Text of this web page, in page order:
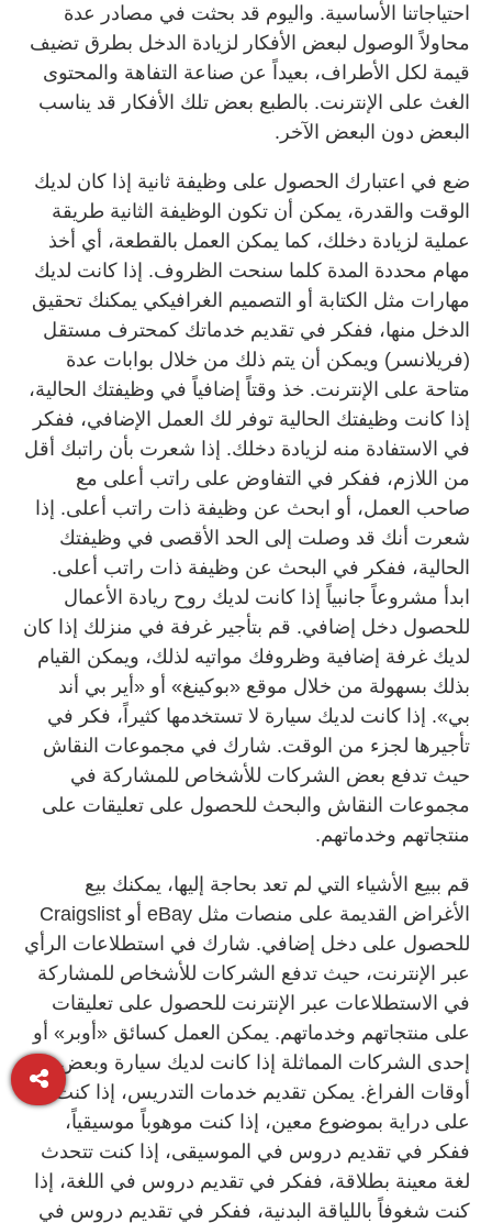
احتياجاتنا الأساسية. واليوم قد بحثت في مصادر عدة
محاولاً الوصول لبعض الأفكار لزيادة الدخل بطرق تضيف
قيمة لكل الأطراف، بعيداً عن صناعة التفاهة والمحتوى
الغث على الإنترنت. بالطبع بعض تلك الأفكار قد يناسب
البعض دون البعض الآخر.
ضع في اعتبارك الحصول على وظيفة ثانية إذا كان لديك
الوقت والقدرة، يمكن أن تكون الوظيفة الثانية طريقة
عملية لزيادة دخلك، كما يمكن العمل بالقطعة، أي أخذ
مهام محددة المدة كلما سنحت الظروف. إذا كانت لديك
مهارات مثل الكتابة أو التصميم الغرافيكي يمكنك تحقيق
الدخل منها، ففكر في تقديم خدماتك كمحترف مستقل
(فريلانسر) ويمكن أن يتم ذلك من خلال بوابات عدة
متاحة على الإنترنت. خذ وقتاً إضافياً في وظيفتك الحالية،
إذا كانت وظيفتك الحالية توفر لك العمل الإضافي، ففكر
في الاستفادة منه لزيادة دخلك. إذا شعرت بأن راتبك أقل
من اللازم، ففكر في التفاوض على راتب أعلى مع
صاحب العمل، أو ابحث عن وظيفة ذات راتب أعلى. إذا
شعرت أنك قد وصلت إلى الحد الأقصى في وظيفتك
الحالية، ففكر في البحث عن وظيفة ذات راتب أعلى.
ابدأ مشروعاً جانبياً إذا كانت لديك روح ريادة الأعمال
للحصول دخل إضافي. قم بتأجير غرفة في منزلك إذا كان
لديك غرفة إضافية وظروفك مواتيه لذلك، ويمكن القيام
بذلك بسهولة من خلال موقع «بوكينغ» أو «أير بي أند
بي». إذا كانت لديك سيارة لا تستخدمها كثيراً، فكر في
تأجيرها لجزء من الوقت. شارك في مجموعات النقاش
حيث تدفع بعض الشركات للأشخاص للمشاركة في
مجموعات النقاش والبحث للحصول على تعليقات على
منتجاتهم وخدماتهم.
قم ببيع الأشياء التي لم تعد بحاجة إليها، يمكنك بيع
الأغراض القديمة على منصات مثل eBay أو Craigslist
للحصول على دخل إضافي. شارك في استطلاعات الرأي
عبر الإنترنت، حيث تدفع الشركات للأشخاص للمشاركة
في الاستطلاعات عبر الإنترنت للحصول على تعليقات
على منتجاتهم وخدماتهم. يمكن العمل كسائق «أوبر» أو
إحدى الشركات المماثلة إذا كانت لديك سيارة وبعض
أوقات الفراغ. يمكن تقديم خدمات التدريس، إذا كنت
على دراية بموضوع معين، إذا كنت موهوباً موسيقياً،
ففكر في تقديم دروس في الموسيقى، إذا كنت تتحدث
لغة معينة بطلاقة، ففكر في تقديم دروس في اللغة، إذا
كنت شغوفاً باللياقة البدنية، ففكر في تقديم دروس في